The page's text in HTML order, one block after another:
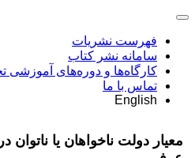
فهرست نشریات
سامانه نشر کتاب
کارگاه‌ها و دوره‌های
تماس با ما
English
معیار دولت ناخواهان یا ناتوان